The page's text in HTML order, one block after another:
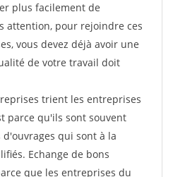
plus facilement de
attention, pour rejoindre ces
vous devez déjà avoir une
de votre travail doit
trient les entreprises
parce qu'ils sont souvent
qui sont à la
Echange de bons
que les entreprises du